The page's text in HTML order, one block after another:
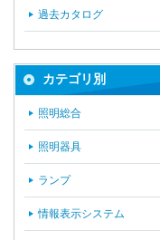
過去カタログ
カテゴリ別
照明総合
照明器具
ランプ
情報表示システム